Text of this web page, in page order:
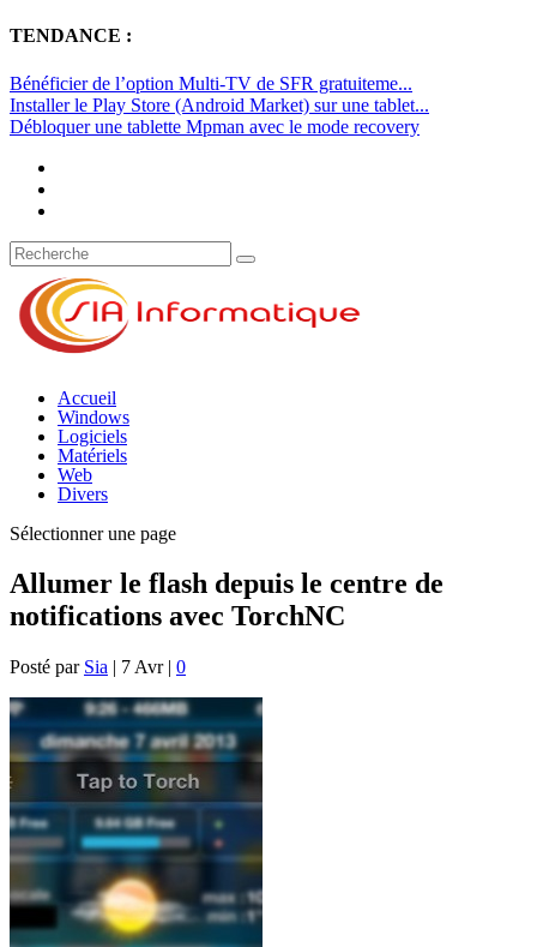
TENDANCE :
Bénéficier de l’option Multi-TV de SFR gratuiteme...
Installer le Play Store (Android Market) sur une tablet...
Débloquer une tablette Mpman avec le mode recovery
Accueil
Windows
Logiciels
Matériels
Web
Divers
Sélectionner une page
Allumer le flash depuis le centre de
notifications avec TorchNC
Posté par Sia | 7 Avr| 0